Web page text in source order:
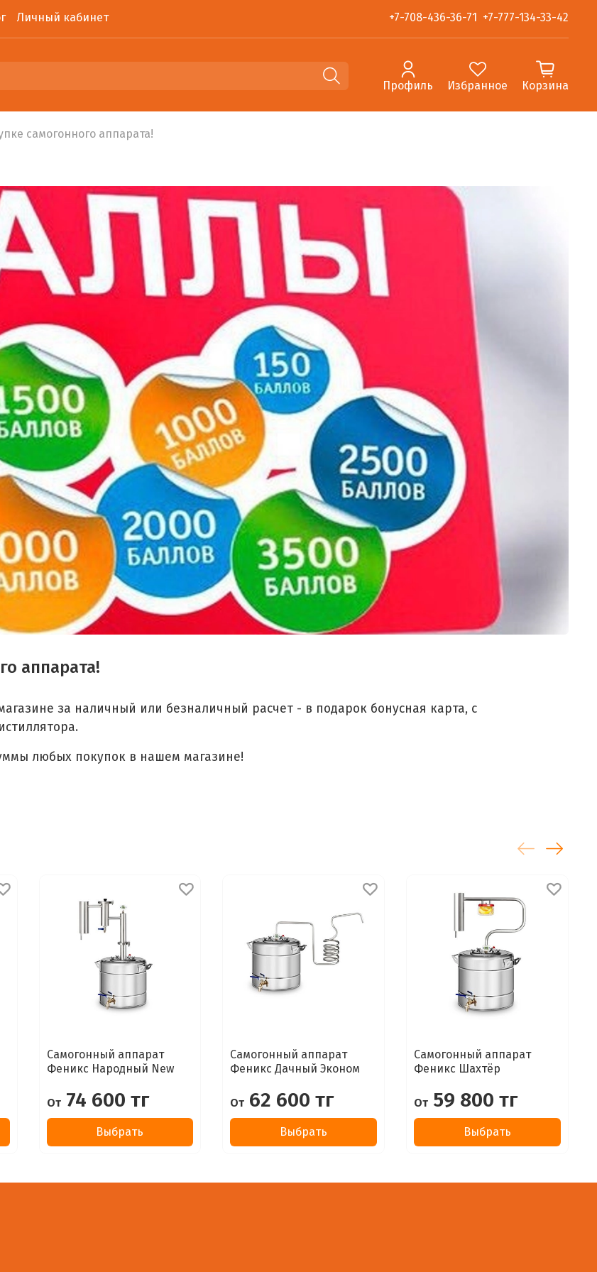
Личный кабинет +7-708-436-36-71 +7-777-134-33-42
Профиль Избранное Корзина
самогонного аппарата!
аппарата!
за наличный или безналичный расчет - в подарок бонусная карта, с
любых покупок в нашем магазине!
Самогонный аппарат
Феникс Народный New
От74 600 тг
Выбрать
Самогонный аппарат
Феникс Дачный Эконом
От 62 600 тг
Выбрать
Самогонный аппарат
Феникс Шахтёр
От 59 800 тг
Выбрать